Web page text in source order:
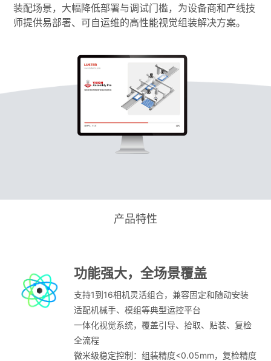
装配场景，大幅降低部署与调试门槛，为设备商和产线技
师提供易部署、可自运维的高性能视觉组装解决方案。
产品特性
功能强大，全场景覆盖
支持1到16相机灵活组合，兼容固定和随动安装
适配机械手、模组等典型运控平台
一体化视觉系统，覆盖引导、拾取、贴装、复检
全流程
微米级稳定控制：组装精度<0.05mm，复检精度